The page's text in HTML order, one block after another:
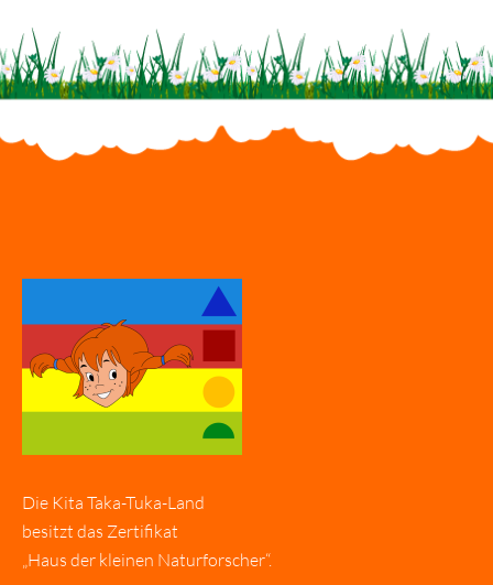
Die Kita Taka-Tuka-Land
besitzt das Zertifikat
„Haus der kleinen Naturforscher“.